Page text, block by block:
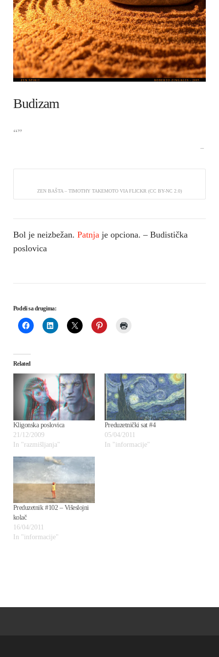
Budizam
ZEN BAŠTA – TIMOTHY TAKEMOTO VIA FLICKR (CC BY-NC 2.0)
Bol je neizbežan. Patnja je opciona. – Budistička
poslovica
Podeli sa drugima:
Related
Kligonska poslovica
21/12/2009
In "razmišljanja"
Preduzetnički sat #4
05/04/2011
In "informacije"
Preduzetnik #102 – Višeslojni
kolač
16/04/2011
In "informacije"